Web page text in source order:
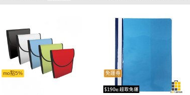
大家電安心配
大家電快配
及以上
mo點5% 免運券